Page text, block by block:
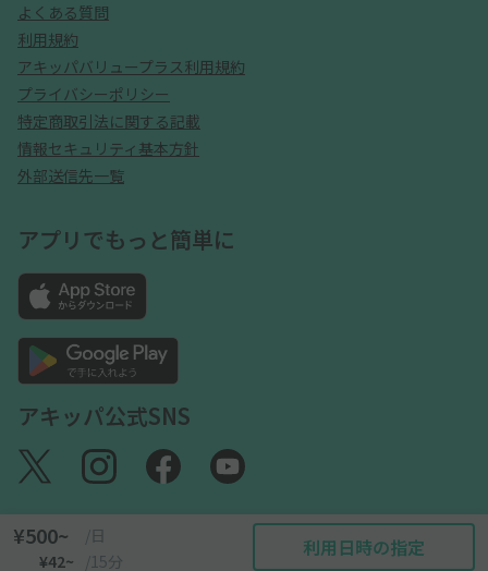
¥500~
/日
¥42~
/15分
利用日時の指定
よくある質問
利用規約
アキッパバリュープラス利用規約
プライバシーポリシー
特定商取引法に関する記載
情報セキュリティ基本方針
外部送信先一覧
アプリでもっと簡単に
アキッパ公式SNS
©akippa Inc. All Rights Reserved.